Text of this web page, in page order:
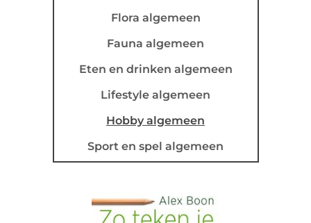
Flora algemeen
Fauna algemeen
Eten en drinken algemeen
Lifestyle algemeen
Hobby algemeen
Sport en spel algemeen